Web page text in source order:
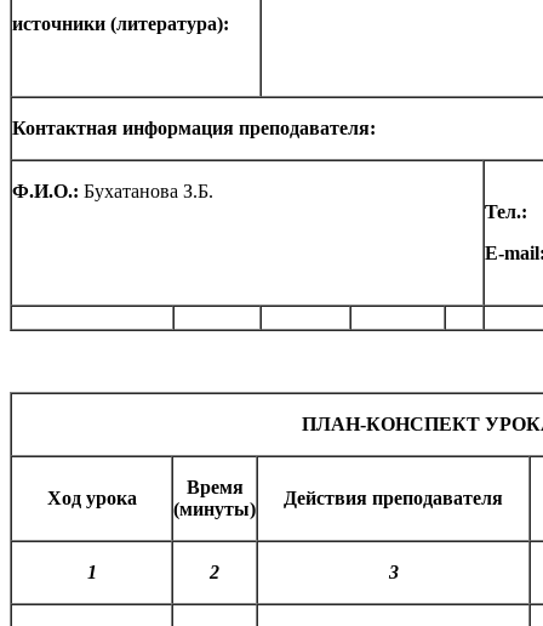
источники (литература):
Контактная информация преподавателя:
Ф.И.О.: Бухатанова З.Б.
Тел.:
E-
ПЛАН-КОНСПЕКТ
Ход урока
Время
(минуты)
Действия преподавателя
1 2 3